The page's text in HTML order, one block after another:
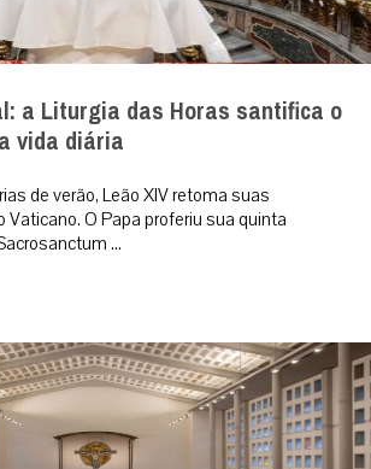
a Liturgia das Horas santifica o
vida diária
de verão, Leão XIV retoma suas
Vaticano. O Papa proferiu sua quinta
...